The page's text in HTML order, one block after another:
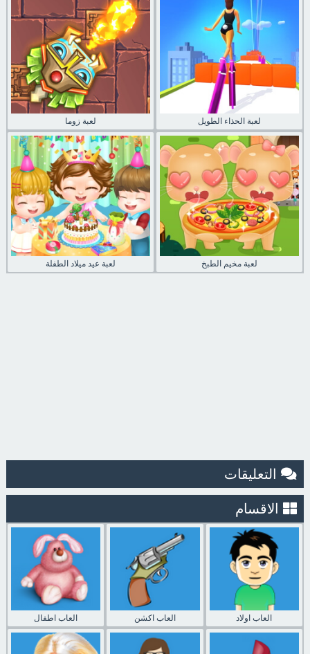
لعبة زوما لعبة الحذاء الطويل
لعبة عيد ميلاد الطفلة لعبة مخيم الطبخ
التعليقات
الاقسام
العاب اطفال العاب اكشن العاب اولاد